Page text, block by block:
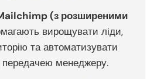
(з розширеними
вирощувати ліди,
та автоматизувати
передачею менеджеру.